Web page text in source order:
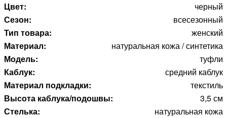
Цвет:
черный
Сезон:
всесезонный
Тип товара:
женский
Материал:
натуральная кожа / синтетика
Модель:
туфли
Каблук:
средний каблук
Материал подкладки:
текстиль
Высота каблука/подошвы:
3,5 см
Стелька:
натуральная кожа